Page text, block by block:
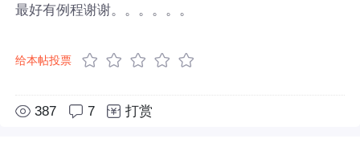
最好有例程谢谢。。。。。。
给本帖投票
387 7 打赏